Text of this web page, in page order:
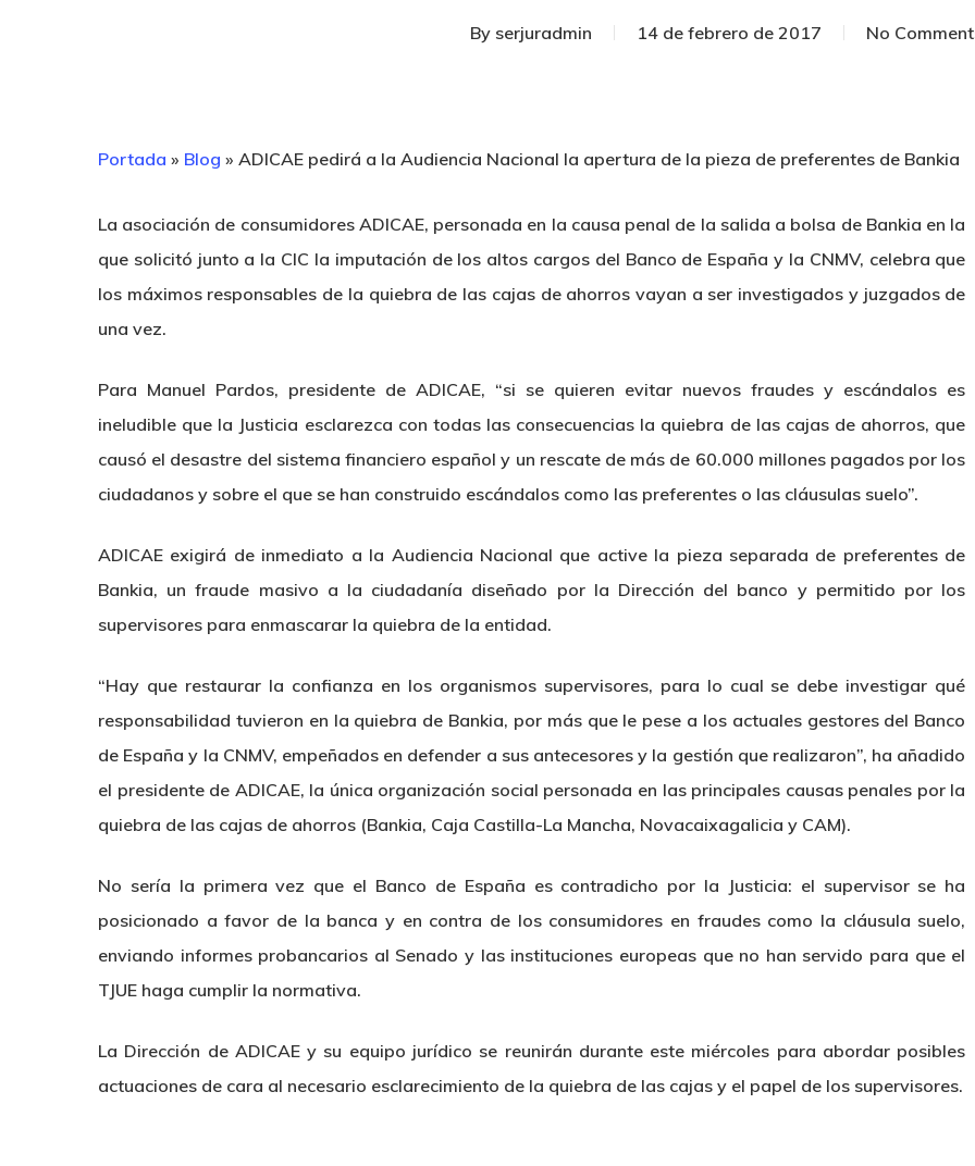
By serjuradmin 14 de febrero de 2017 No
Portada » Blog » ADICAE pedirá a la Audiencia Nacional la apertura de la pieza de preferentes de Bankia
La asociación de consumidores ADICAE, personada en la causa penal de la salida a bolsa de Bankia en la
que solicitó junto a la CIC la imputación de los altos cargos del Banco de España y la CNMV, celebra que
los máximos responsables de la quiebra de las cajas de ahorros vayan a ser investigados y juzgados de
una vez.
Para Manuel Pardos, presidente de ADICAE, “si se quieren evitar nuevos fraudes y escándalos es
ineludible que la Justicia esclarezca con todas las consecuencias la quiebra de las cajas de ahorros, que
causó el desastre del sistema financiero español y un rescate de más de 60.000 millones pagados por los
ciudadanos y sobre el que se han construido escándalos como las preferentes o las cláusulas suelo”.
ADICAE exigirá de inmediato a la Audiencia Nacional que active la pieza separada de preferentes de
Bankia, un fraude masivo a la ciudadanía diseñado por la Dirección del banco y permitido por los
supervisores para enmascarar la quiebra de la entidad.
“Hay que restaurar la confianza en los organismos supervisores, para lo cual se debe investigar qué
responsabilidad tuvieron en la quiebra de Bankia, por más que le pese a los actuales gestores del Banco
de España y la CNMV, empeñados en defender a sus antecesores y la gestión que realizaron”, ha añadido
el presidente de ADICAE, la única organización social personada en las principales causas penales por la
quiebra de las cajas de ahorros (Bankia, Caja Castilla-La Mancha, Novacaixagalicia y CAM).
No sería la primera vez que el Banco de España es contradicho por la Justicia: el supervisor se ha
posicionado a favor de la banca y en contra de los consumidores en fraudes como la cláusula suelo,
enviando informes probancarios al Senado y las instituciones europeas que no han servido para que el
TJUE haga cumplir la normativa.
La Dirección de ADICAE y su equipo jurídico se reunirán durante este miércoles para abordar posibles
actuaciones de cara al necesario esclarecimiento de la quiebra de las cajas y el papel de los supervisores.